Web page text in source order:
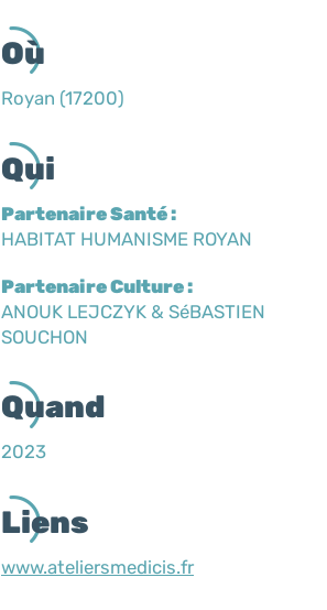
Où
Royan (17200)
Qui
Partenaire Santé :
HABITAT HUMANISME ROYAN
Partenaire Culture :
ANOUK LEJCZYK & SéBASTIEN
SOUCHON
Quand
2023
Liens
www.ateliersmedicis.fr